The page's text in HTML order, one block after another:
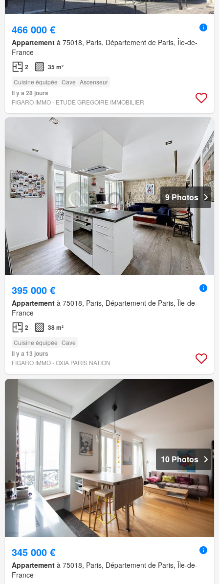
466 000 €
Appartement à 75018, Paris, Département de Paris, Île-de-
France
2 35 m²
Cuisine équipée Cave Ascenseur
Il y a 28 jours
FIGARO IMMO - ETUDE GREGOIRE IMMOBILIER
9 Photos
395 000 €
Appartement à 75018, Paris, Département de Paris, Île-de-
France
2 38 m²
Cuisine équipée Cave
Il y a 13 jours
FIGARO IMMO - OXIA PARIS NATION
10 Photos
345 000 €
Appartement à 75018, Paris, Département de Paris, Île-de-
France